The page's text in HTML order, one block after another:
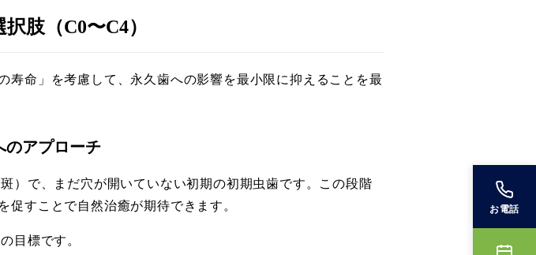
お電話
肢（C0〜C4）
命」を考慮して、永久歯への影響を最小限に抑えることを最
のアプローチ
）で、まだ穴が開いていない初期の初期虫歯です。この段階
すことで自然治癒が期待できます。
目標です。